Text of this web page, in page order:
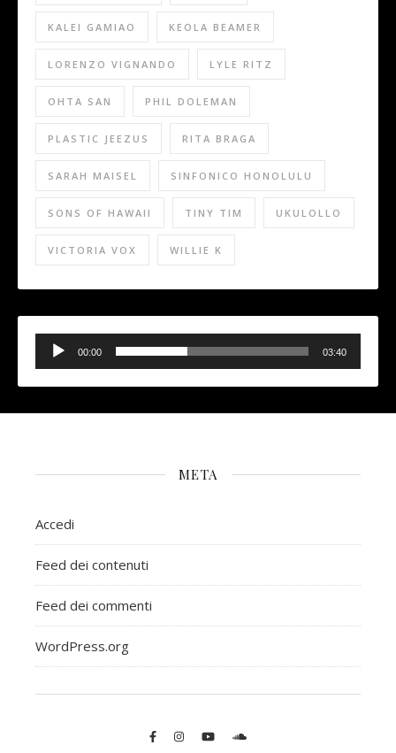
KALEI GAMIAO KEOLA BEAMER
LORENZO VIGNANDO LYLE RITZ
OHTA SAN PHIL DOLEMAN
PLASTIC JEEZUS RITA BRAGA
SARAH MAISEL SINFONICO HONOLULU
SONS OF HAWAII TINY TIM UKULOLLO
VICTORIA VOX WILLIE K
Audio
Player
00:00 03:40
META
Accedi
Feed dei contenuti
Feed dei commenti
WordPress.org